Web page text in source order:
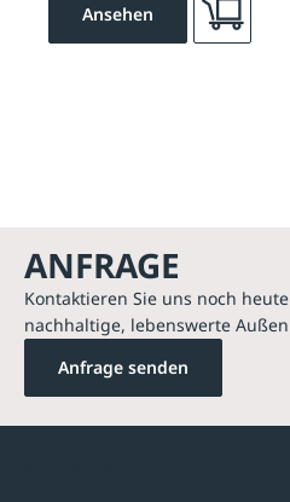
Ansehen
ANFRAGE
Kontaktieren Sie uns noch
nachhaltige, lebenswerte
Anfrage senden